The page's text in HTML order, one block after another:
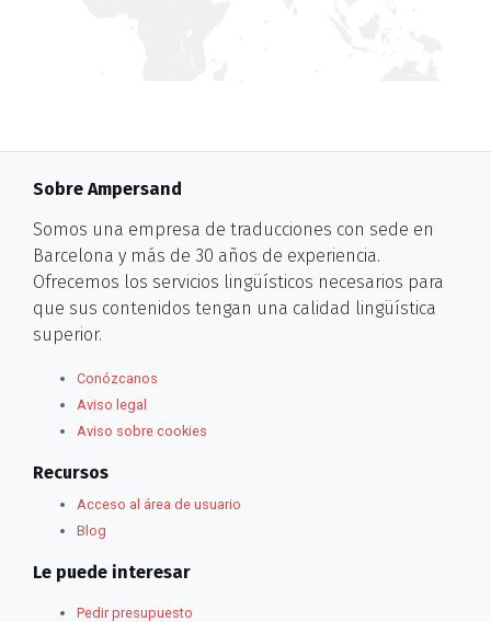
Sobre Ampersand
Somos una empresa de traducciones con sede en
Barcelona y más de 30 años de experiencia.
Ofrecemos los servicios lingüísticos necesarios para
que sus contenidos tengan una calidad lingüística
superior.
Conózcanos
Aviso legal
Aviso sobre cookies
Recursos
Acceso al área de usuario
Blog
Le puede interesar
Pedir presupuesto